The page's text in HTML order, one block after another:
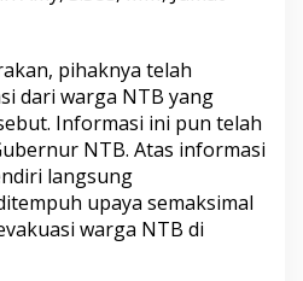
pihaknya telah
dari warga NTB yang
Informasi ini pun telah
NTB. Atas informasi
langsung
upaya semaksimal
warga NTB di